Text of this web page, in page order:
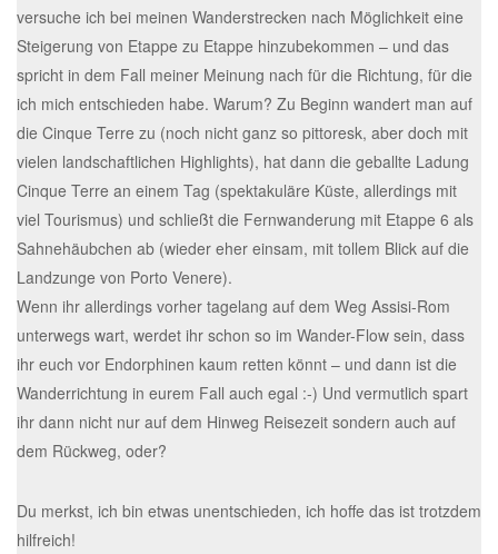
versuche ich bei meinen Wanderstrecken nach Möglichkeit eine
Steigerung von Etappe zu Etappe hinzubekommen – und das
spricht in dem Fall meiner Meinung nach für die Richtung, für die
ich mich entschieden habe. Warum? Zu Beginn wandert man auf
die Cinque Terre zu (noch nicht ganz so pittoresk, aber doch mit
vielen landschaftlichen Highlights), hat dann die geballte Ladung
Cinque Terre an einem Tag (spektakuläre Küste, allerdings mit
viel Tourismus) und schließt die Fernwanderung mit Etappe 6 als
Sahnehäubchen ab (wieder eher einsam, mit tollem Blick auf die
Landzunge von Porto Venere).
Wenn ihr allerdings vorher tagelang auf dem Weg Assisi-Rom
unterwegs wart, werdet ihr schon so im Wander-Flow sein, dass
ihr euch vor Endorphinen kaum retten könnt – und dann ist die
Wanderrichtung in eurem Fall auch egal :-) Und vermutlich spart
ihr dann nicht nur auf dem Hinweg Reisezeit sondern auch auf
dem Rückweg, oder?
Du merkst, ich bin etwas unentschieden, ich hoffe das ist trotzdem
hilfreich!